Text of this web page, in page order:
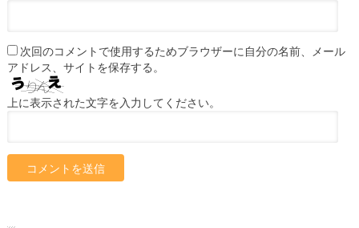
次回のコメントで使用するためブラウザーに自分の名前、メール
アドレス、サイトを保存する。
上に表示された文字を入力してください。